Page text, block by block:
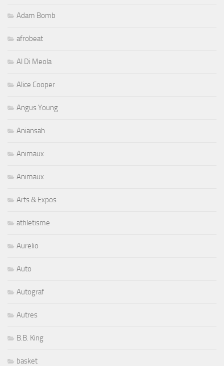
Adam Bomb
afrobeat
Al Di Meola
Alice Cooper
Angus Young
Aniansah
Animaux
Animaux
Arts & Expos
athletisme
Aurelio
Auto
Autograf
Autres
B.B. King
basket